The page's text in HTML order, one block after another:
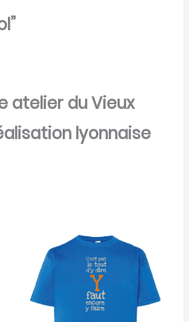
atelier du Vieux
lyonnaise